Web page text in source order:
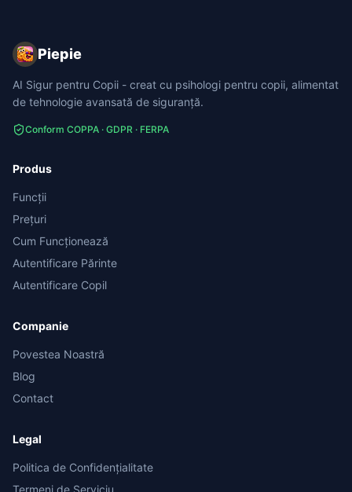
Piepie
AI Sigur pentru Copii - creat cu psihologi pentru copii, alimentat
de tehnologie avansată de siguranță.
Conform COPPA · GDPR · FERPA
Produs
Funcții
Prețuri
Cum Funcționează
Autentificare Părinte
Autentificare Copil
Companie
Povestea Noastră
Blog
Contact
Legal
Politica de Confidențialitate
Termeni de Serviciu